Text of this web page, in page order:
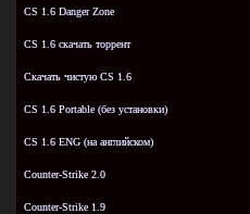
CS 1.6 Danger Zone
CS 1.6 скачать торрент
Скачать чистую CS 1.6
CS 1.6 Portable (без установки)
CS 1.6 ENG (на английском)
Counter-Strike 2.0
Counter-Strike 1.9